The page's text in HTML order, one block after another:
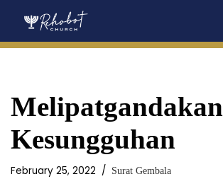
Melipatgandakan
Kesungguhan
February 25, 2022 Surat Gembala